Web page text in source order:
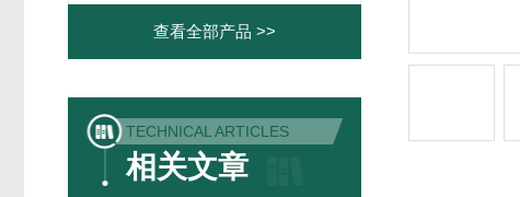
查看全部产品 >>
TECHNICAL ARTICLES
相关文章